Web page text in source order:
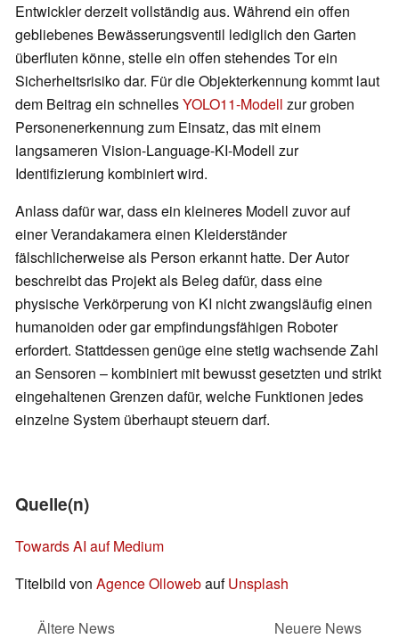
Entwickler derzeit vollständig aus. Während ein offen
gebliebenes Bewässerungsventil lediglich den Garten
überfluten könne, stelle ein offen stehendes Tor ein
Sicherheitsrisiko dar. Für die Objekterkennung kommt laut
dem Beitrag ein schnellesYOLO11-Modell zur groben
Personenerkennung zum Einsatz, das mit einem
langsameren Vision-Language-KI-Modell zur
Identifizierung kombiniert wird.
Anlass dafür war, dass ein kleineres Modell zuvor auf
einer Verandakamera einen Kleiderständer
fälschlicherweise als Person erkannt hatte. Der Autor
beschreibt das Projekt als Beleg dafür, dass eine
physische Verkörperung von KI nicht zwangsläufig einen
humanoiden oder gar empfindungsfähigen Roboter
erfordert. Stattdessen genüge eine stetig wachsende Zahl
an Sensoren – kombiniert mit bewusst gesetzten und strikt
eingehaltenen Grenzen dafür, welche Funktionen jedes
einzelne System überhaupt steuern darf.
Quelle(n)
Towards AI auf Medium
Titelbild von Agence OllowebaufUnsplash
Ältere News Neuere News